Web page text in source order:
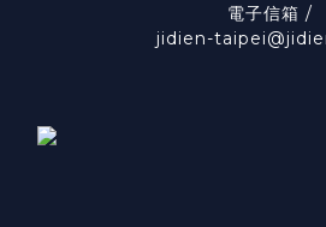
電子信箱 /
jidien-